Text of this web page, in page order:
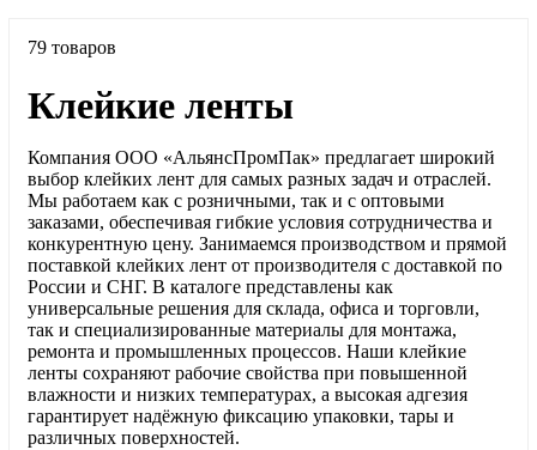
79 товаров
Клейкие ленты
Компания ООО «АльянсПромПак» предлагает широкий
выбор клейких лент для самых разных задач и отраслей.
Мы работаем как с розничными, так и с оптовыми
заказами, обеспечивая гибкие условия сотрудничества и
конкурентную цену. Занимаемся производством и прямой
поставкой клейких лент от производителя с доставкой по
России и СНГ. В каталоге представлены как
универсальные решения для склада, офиса и торговли,
так и специализированные материалы для монтажа,
ремонта и промышленных процессов. Наши клейкие
ленты сохраняют рабочие свойства при повышенной
влажности и низких температурах, а высокая адгезия
гарантирует надёжную фиксацию упаковки, тары и
различных поверхностей.